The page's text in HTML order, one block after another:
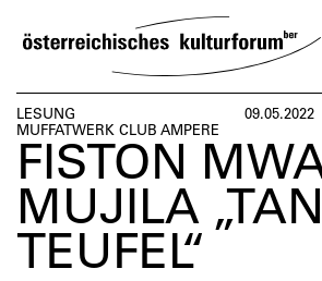
TO
VERANSTALTUNGEN KOSMOS
VERANSTALTUNGEN
BESUCH
LESUNG
MUFFATWERK CLUB AMPERE
09.05.2022
FISTON
MUJILA
TEUFEL“